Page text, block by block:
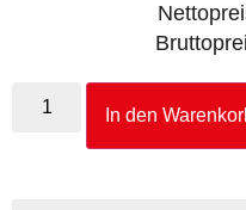
In den